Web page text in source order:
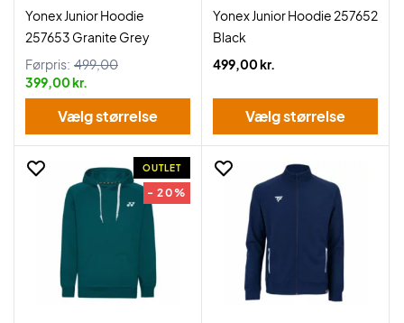
Yonex Junior Hoodie
257653 Granite Grey
Førpris: 499,00
399,00 kr.
Vælg størrelse
Yonex Junior Hoodie 257652
Black
499,00 kr.
Vælg størrelse
OUTLET
- 20%